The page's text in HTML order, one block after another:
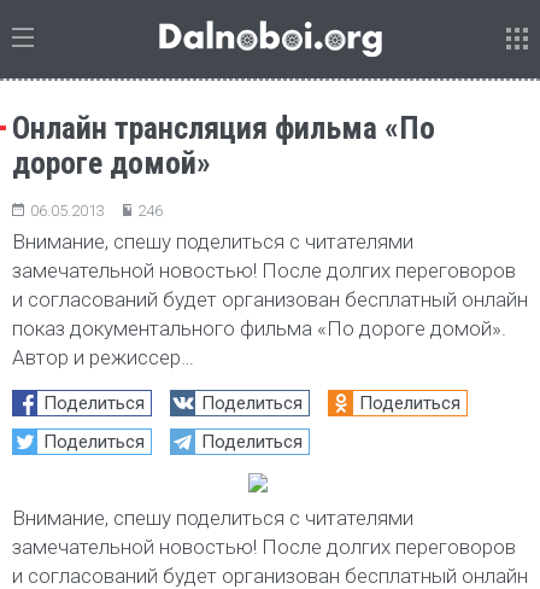
Онлайн трансляция фильма «По
дороге домой»
06.05.2013 246
Внимание, спешу поделиться с читателями
замечательной новостью! После долгих переговоров
и согласований будет организован бесплатный онлайн
показ документального фильма «По дороге домой».
Автор и режиссер…
Поделиться Поделиться
Поделиться
Поделиться
Поделиться
Внимание, спешу поделиться с читателями
замечательной новостью! После долгих переговоров
и согласований будет организован бесплатный онлайн